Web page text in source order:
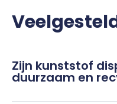
Zijn kunststof
duurzaam en